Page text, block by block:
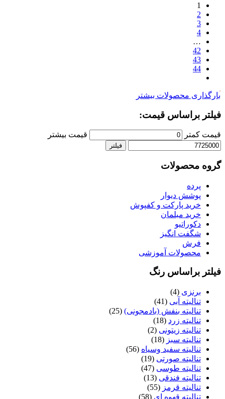
1
2
3
4
…
42
43
44
بارگذاری محصولات بیشتر
فیلتر براساس قیمت:
قیمت کمتر قیمت بیشتر
فیلتر
گروه محصولات
پرده
پوشش دیوار
خرید پارکت و کفپوش
خرید مبلمان
دکوراتیو
شگفت انگیز
فرش
محصولات آموزشی
فیلتر براساس رنگ
برنزی (4)
تنالیته آبی (41)
تنالیته بنفش (بادمجونی) (25)
تنالیته زرد (18)
تنالیته زیتونی (2)
تنالیته سبز (18)
تنالیته سفید وسیاه (56)
تنالیته صورتی (19)
تنالیته طوسی (47)
تنالیته فندقی (13)
تنالیته قرمز (55)
تنالیته قهوه ای (58)